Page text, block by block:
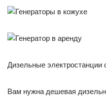
Дизельные электростанции
Вам нужна дешевая